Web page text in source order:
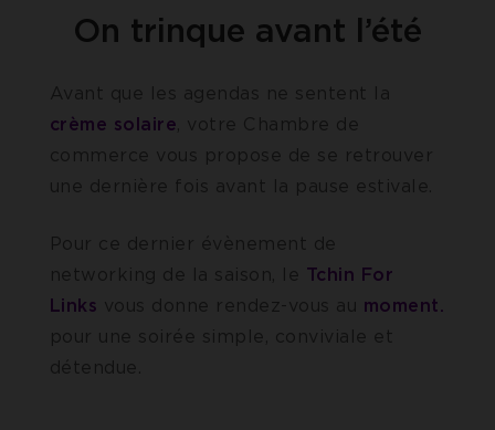
On trinque avant l’été
Avant que les agendas ne sentent la
crème solaire, votre Chambre de
commerce vous propose de se retrouver
une dernière fois avant la pause estivale.
Pour ce dernier évènement de
networking de la saison, le Tchin For
Links vous donne rendez-vous au moment.
pour une soirée simple, conviviale et
détendue.